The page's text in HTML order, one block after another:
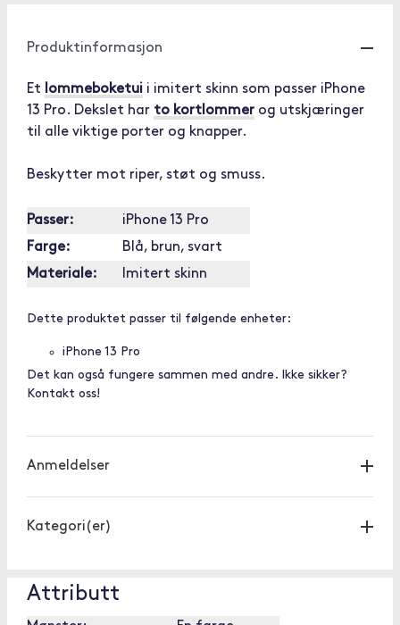
Produktinformasjon
Et lommeboketui i imitert skinn som passer iPhone
13 Pro. Dekslet har to kortlommer og utskjæringer
til alle viktige porter og knapper.
Beskytter mot riper, støt og smuss.
Passer:
iPhone 13 Pro
Farge:
Blå, brun, svart
Materiale:
Imitert skinn
Dette produktet passer til følgende enheter:
iPhone 13 Pro
Det kan også fungere sammen med andre. Ikke sikker?
Kontakt oss!
Anmeldelser
Kategori(er)
Attributt